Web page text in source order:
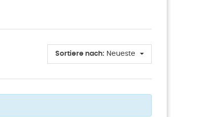
Sortiere nach: Neueste